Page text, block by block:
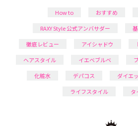
How to おすすめ
RAXY Style 公式アンバサダー
徹底レビュー
アイシャドウ
ヘアスタイル
イエベブルベ
化粧水
デパコス ダイエ
ライフスタイル
タ